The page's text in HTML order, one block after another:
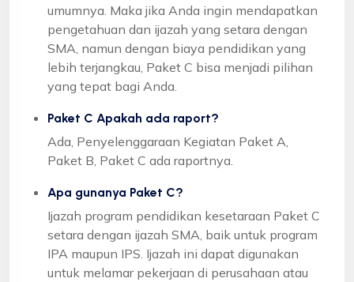
umumnya. Maka jika Anda ingin mendapatkan
pengetahuan dan ijazah yang setara dengan
SMA, namun dengan biaya pendidikan yang
lebih terjangkau, Paket C bisa menjadi pilihan
yang tepat bagi Anda.
Paket C Apakah ada raport?
Ada, Penyelenggaraan Kegiatan Paket A,
Paket B, Paket C ada raportnya.
Apa gunanya Paket C?
Ijazah program pendidikan kesetaraan Paket C
setara dengan ijazah SMA, baik untuk program
IPA maupun IPS. Ijazah ini dapat digunakan
untuk melamar pekerjaan di perusahaan atau